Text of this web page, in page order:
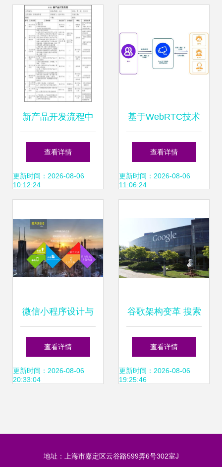
话语权
新产品开发流程中
的技术开发 关键步
骤与最佳实践
查看详情
更新时间：2026-08-06
10:12:24
基于WebRTC技术
开发应用的信息技
术咨询服务指南
查看详情
更新时间：2026-08-06
11:06:24
微信小程序设计与
技术开发全解析 从
概念到上线的实战
查看详情
更新时间：2026-08-06
20:33:04
谷歌架构变革 搜索
与AI业务拆分，
Jeff Dean全面接管
查看详情
更新时间：2026-08-06
19:25:46
地址：上海市嘉定区云谷路599弄6号302室J